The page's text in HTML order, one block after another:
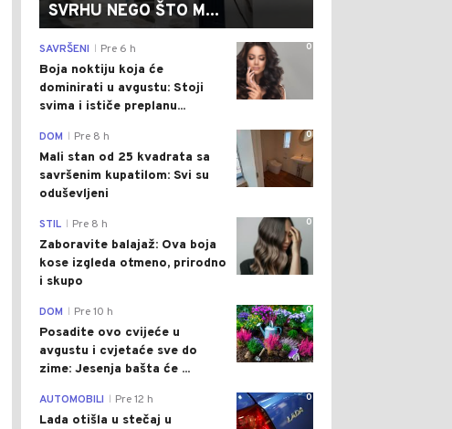
SVRHU NEGO ŠTO M...
0
SAVRŠENI Pre 6 h
Boja noktiju koja će
dominirati u avgustu: Stoji
svima i ističe preplanu...
0
DOM Pre 8 h
Mali stan od 25 kvadrata sa
savršenim kupatilom: Svi su
oduševljeni
0
STIL Pre 8 h
Zaboravite balajaž: Ova boja
kose izgleda otmeno, prirodno
i skupo
0
DOM Pre 10 h
Posadite ovo cvijeće u
avgustu i cvjetaće sve do
zime: Jesenja bašta će ...
0
AUTOMOBILI Pre 12 h
Lada otišla u stečaj u